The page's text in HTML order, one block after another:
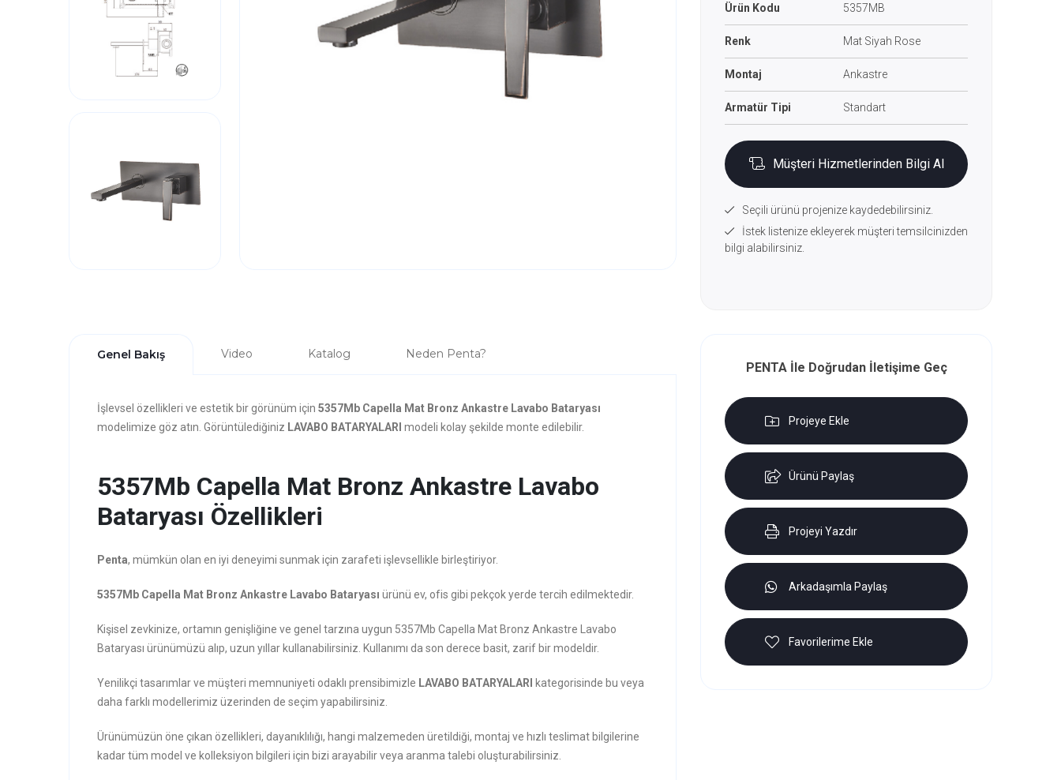
Ürün Kodu 5357MB
Renk Mat Siyah Rose
Montaj Ankastre
Armatür Tipi Standart
Müşteri Hizmetlerinden Bilgi Al
Seçili ürünü projenize kaydedebilirsiniz.
İstek listenize ekleyerek müşteri temsilcinizden
bilgi alabilirsiniz.
Genel Bakış Video Katalog Neden Penta?
İşlevsel özellikleri ve estetik bir görünüm için 5357Mb Capella Mat Bronz Ankastre Lavabo Bataryası
modelimize göz atın. Görüntülediğiniz LAVABO BATARYALARI modeli kolay şekilde monte edilebilir.
5357Mb Capella Mat Bronz Ankastre Lavabo
Bataryası Özellikleri
Penta, mümkün olan en iyi deneyimi sunmak için zarafeti işlevsellikle birleştiriyor.
5357Mb Capella Mat Bronz Ankastre Lavabo Bataryası ürünü ev, ofis gibi pekçok yerde tercih edilmektedir.
Kişisel zevkinize, ortamın genişliğine ve genel tarzına uygun 5357Mb Capella Mat Bronz Ankastre Lavabo
Bataryası ürünümüzü alıp, uzun yıllar kullanabilirsiniz. Kullanımı da son derece basit, zarif bir modeldir.
Yenilikçi tasarımlar ve müşteri memnuniyeti odaklı prensibimizle LAVABO BATARYALARI
kategorisinde bu veya
daha farklı modellerimiz üzerinden de seçim yapabilirsiniz.
Ürünümüzün öne çıkan özellikleri, dayanıklılığı, hangi malzemeden üretildiği, montaj ve hızlı teslimat bilgilerine
kadar tüm model ve kolleksiyon bilgileri için bizi arayabilir veya aranma talebi oluşturabilirsiniz.
PENTA İle Doğrudan İletişime Geç
Projeye Ekle
Ürünü Paylaş
Projeyi Yazdır
Arkadaşımla Paylaş
Favorilerime Ekle